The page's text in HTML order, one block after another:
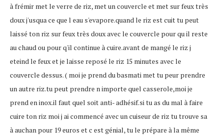
à frémir met le verre de riz, met un couvercle et met sur feux très
doux j'usqua ce que l eau s'evapore.quand le riz est cuit tu peut
laissé ton riz sur feux très doux avec le couvercle pour qu il reste
au chaud ou pour q'il continue à cuire.avant de mangé le riz j
eteind le feux et je laisse reposé le riz 15 minutes avec le
couvercle dessus. ( moi je prend du basmati met tu peur prendre
un autre riz.tu peut prendre n importe quel casserole,moi je
prend en inox.il faut quel soit anti- adhésif.si tu as du mal à faire
cuire ton riz moi j ai commencé avec un cuiseur de riz tu trouve sa
à auchan pour 19 euros et c est génial, tu le prépare à la même